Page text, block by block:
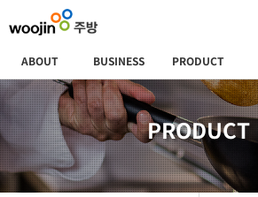
ABOUT BUSINESS PRODUCT
PRODUCT